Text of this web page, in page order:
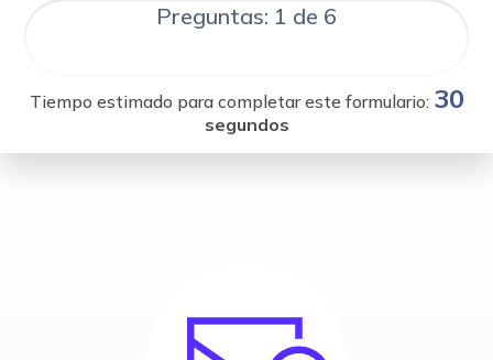
Preguntas: 1 de 6
Tiempo estimado para completar este formulario: 30
segundos